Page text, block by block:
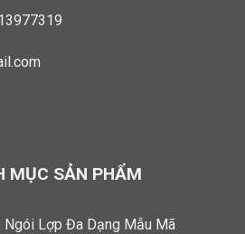
MỤC SẢN PHẨM
Ngói Lợp Đa Dạng Mẫu Mã